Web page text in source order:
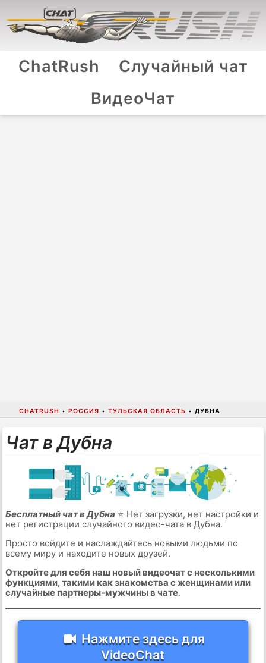
ChatRush
Случайный чат
ВидеоЧат
CHATRUSH • РОССИЯ • ТУЛЬСКАЯ ОБЛАСТЬ • ДУБНА
Чат в Дубна
Бесплатный чат в Дубна ⭐ Нет загрузки, нет настройки и
нет регистрации случайного видео-чата в Дубна.
Просто войдите и наслаждайтесь новыми людьми по
всему миру и находите новых друзей.
Откройте для себя наш новый видеочат с несколькими
функциями, такими как знакомства с женщинами или
случайные партнеры-мужчины в чате.
Нажмите здесь для
VideoChat